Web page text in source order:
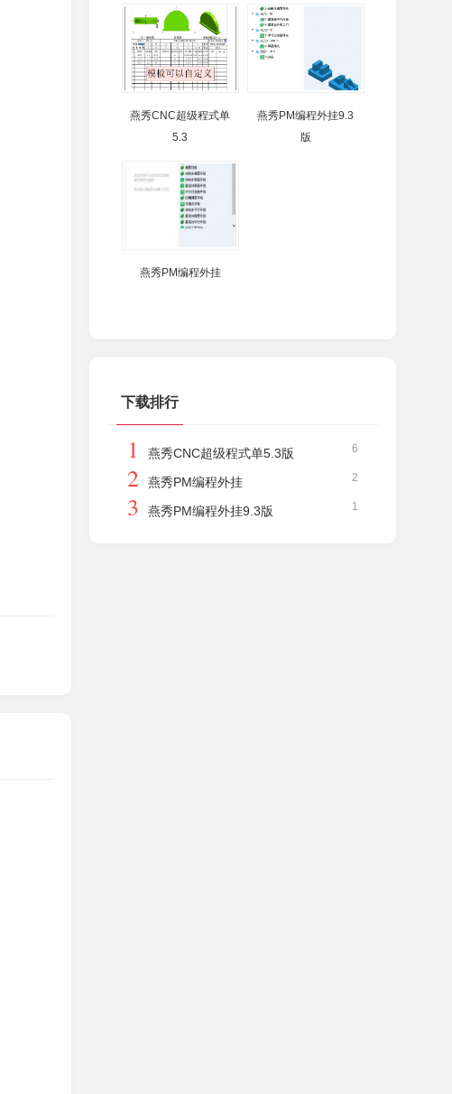
燕秀CNC超级程式单
5.3
燕秀PM编程外挂9.3
版
燕秀PM编程外挂
下载排行
6
1 燕秀CNC超级程式单5.3版
2
2 燕秀PM编程外挂
1
3 燕秀PM编程外挂9.3版